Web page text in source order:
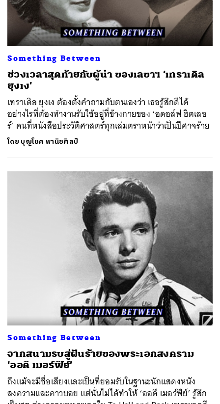
Something Between
ช่วงเวลาสุดท้ายกับผู้นำ ของเลขาฯ ‘เทราเดิล
ยุงเง’
เทราเดิล ยุงเง ต้องตั้งคำถามกับตนเองว่า เธอรู้สึกดีได้
อย่างไรที่ต้องทำงานรับใช้อยู่ที่ข้างกายของ ‘อดอล์ฟ ฮิตเลอ
ร์’ คนที่หนังสือประวัติศาสตร์ทุกเล่มตราหน้าว่าเป็นปีศาจร้าย
โดย บุญโชค พานิชศิลป์
Something Between
จากสนามรบสู่ฝันร้ายของพระเอกสงคราม
‘ออดี เมอร์ฟีย์’
ถึงแม้จะมีชื่อเสียงและเป็นที่ยอมรับในฐานะนักแสดงหนัง
สงครามและคาวบอย แต่นั่นไม่ได้ทำให้ ‘ออดี เมอร์ฟีย์’ รู้สึก